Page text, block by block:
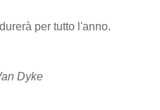
per tutto l'anno.
Dyke